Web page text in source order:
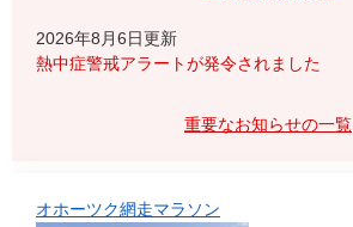
2026年8月6日更新
熱中症警戒アラートが発令されました
重要なお知らせの一覧
オホーツク網走マラソン